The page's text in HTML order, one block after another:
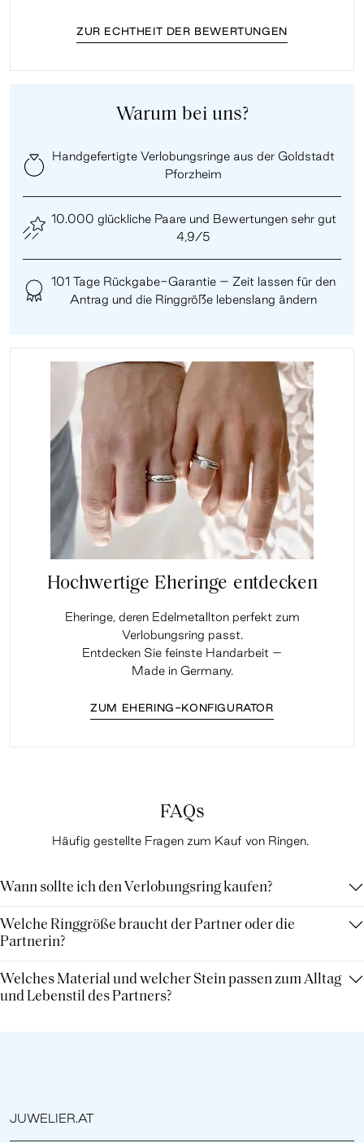
ZUR ECHTHEIT DER BEWERTUNGEN
Warum bei uns?
Handgefertigte Verlobungsringe aus der Goldstadt
Pforzheim
10.000 glückliche Paare und Bewertungen sehr gut
4,9/5
101 Tage Rückgabe-Garantie – Zeit lassen für den
Antrag und die Ringgröße lebenslang ändern
Hochwertige Eheringe entdecken
Eheringe, deren Edelmetallton perfekt zum
Verlobungsring passt.
Entdecken Sie feinste Handarbeit –
Made in Germany.
ZUM EHERING-KONFIGURATOR
FAQs
Häufig gestellte Fragen zum Kauf von Ringen.
Wann sollte ich den Verlobungsring kaufen?
Welche Ringgröße braucht der Partner oder die
Partnerin?
Welches Material und welcher Stein passen zum Alltag
und Lebenstil des Partners?
JUWELIER.AT